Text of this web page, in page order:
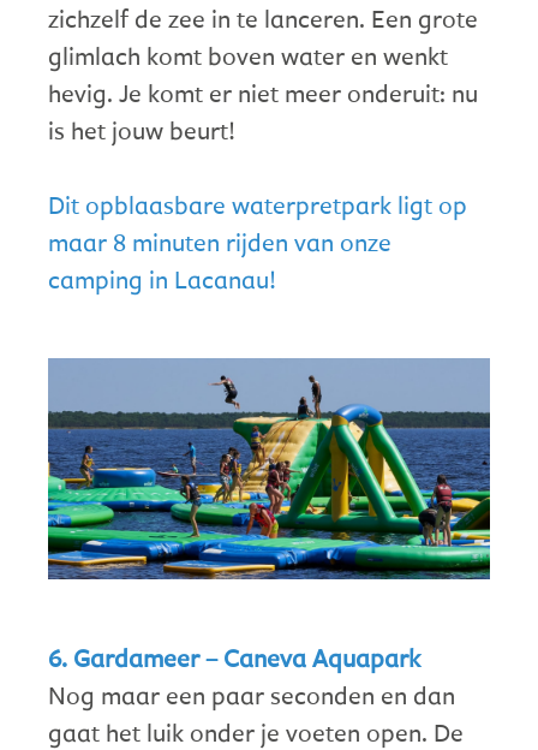
zichzelf de zee in te lanceren. Een grote
glimlach komt boven water en wenkt
hevig. Je komt er niet meer onderuit: nu
is het jouw beurt!
Dit opblaasbare waterpretpark ligt op
maar 8 minuten rijden van onze
camping in Lacanau!
6. Gardameer – Caneva Aquapark
Nog maar een paar seconden en dan
gaat het luik onder je voeten open. De